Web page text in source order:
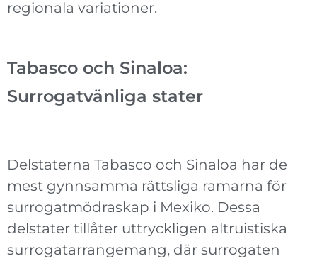
regionala variationer.
Tabasco och Sinaloa:
Surrogatvänliga stater
Delstaterna Tabasco och Sinaloa har de
mest gynnsamma rättsliga ramarna för
surrogatmödraskap i Mexiko. Dessa
delstater tillåter uttryckligen altruistiska
surrogatarrangemang, där surrogaten